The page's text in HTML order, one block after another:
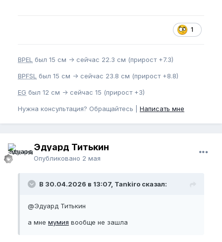
1
BPEL был 15 см -> сейчас 22.3 см (прирост +7.3)
BPFSL был 15 см -> сейчас 23.8 см (прирост +8.8)
EG был 12 см -> сейчас 15 (прирост +3)
Нужна консультация? Обращайтесь | Написать мне
Эдуард Титькин
Опубликовано 2 мая
В 30.04.2026 в 13:07, Tankiro сказал:
@Эдуард Титькин
а мне мумия вообще не зашла